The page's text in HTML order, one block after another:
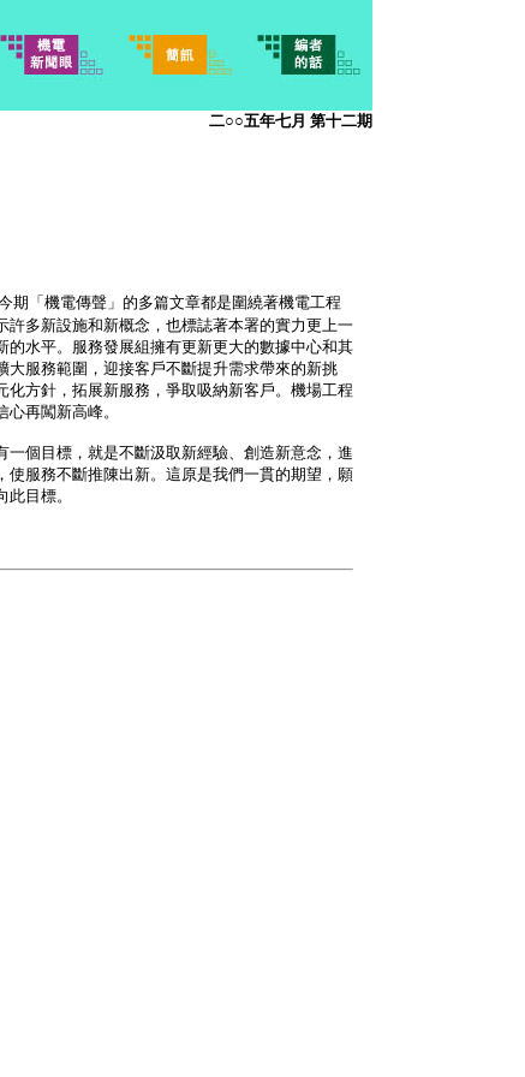
二○○五年七月 第十二期
期「機電傳聲」的多篇文章都是圍繞著機電工程
許多新設施和新概念，也標誌著本署的實力更上一
的水平。服務發展組擁有更新更大的數據中心和其
大服務範圍，迎接客戶不斷提升需求帶來的新挑
化方針，拓展新服務，爭取吸納新客戶。機場工程
再闖新高峰。
一個目標，就是不斷汲取新經驗、創造新意念，進
使服務不斷推陳出新。這原是我們一貫的期望，願
目標。